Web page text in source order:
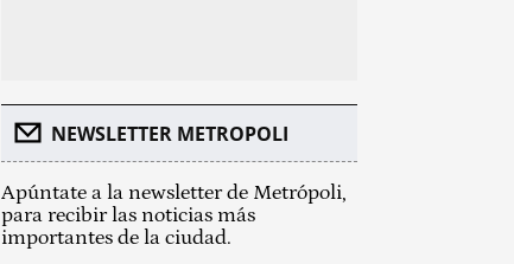
NEWSLETTER METROPOLI
Apúntate a la newsletter de Metrópoli,
para recibir las noticias más
importantes de la ciudad.